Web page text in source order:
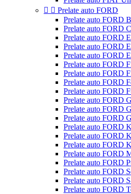
  Prelate auto FORD
Prelate auto FORD
Prelate auto FORD
Prelate auto FORD
Prelate auto FORD
Prelate auto FORD
Prelate auto FORD
Prelate auto FORD
Prelate auto FORD
Prelate auto FORD
Prelate auto FORD
Prelate auto FORD
Prelate auto FORD
Prelate auto FORD
Prelate auto FORD
Prelate auto FORD
Prelate auto FORD
Prelate auto FORD
Prelate auto FORD
Prelate auto FORD
Prelate auto FORD